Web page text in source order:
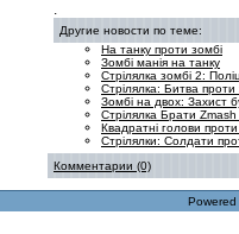
.
Другие новости по теме:
На танку проти зомбі
Зомбі манія на танку
Стрілялка зомбі 2:
Стрілялка: Битва проти
Зомбі на двох: Захист
Стрілялка Брати
Квадратні голови
Стрілялки: Солдати
Комментарии (0)
Powered